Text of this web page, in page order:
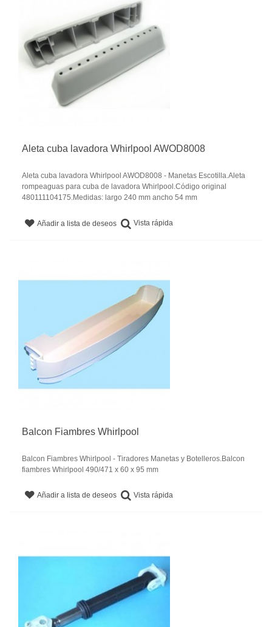
Aleta cuba lavadora Whirlpool AWOD8008
Aleta cuba lavadora Whirlpool AWOD8008 - Manetas Escotilla.Aleta
rompeaguas para cuba de lavadora Whirlpool.Código original
480111104175.Medidas: largo 240 mm ancho 54 mm
Añadir a lista de deseos Vista rápida
Balcon Fiambres Whirlpool
Balcon Fiambres Whirlpool - Tiradores Manetas y Botelleros.Balcon
fiambres Whirlpool 490/471 x 60 x 95 mm
Añadir a lista de deseos Vista rápida